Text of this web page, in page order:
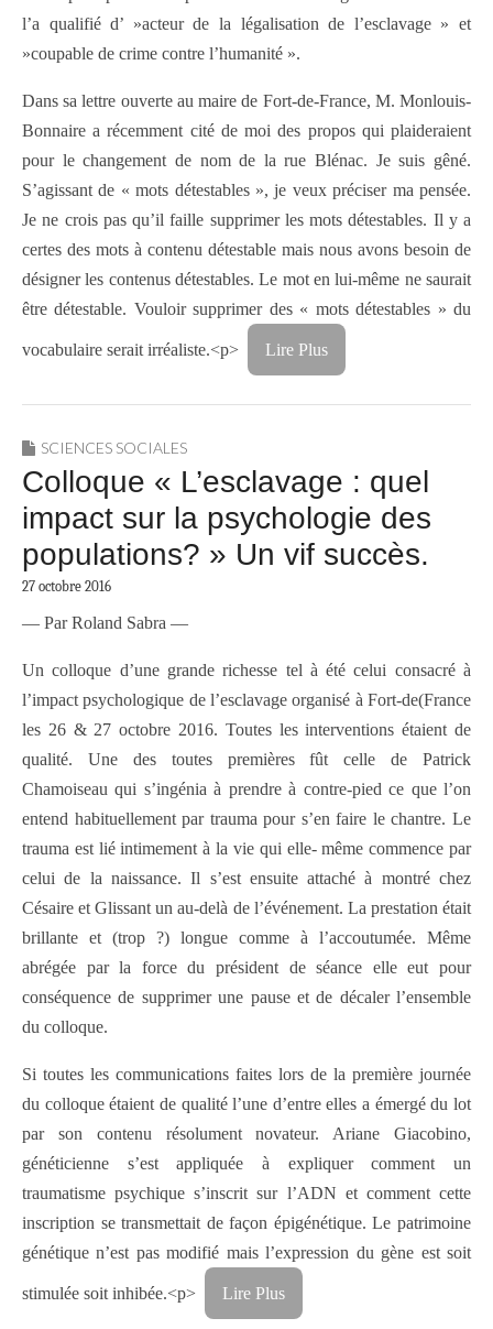
l’a qualifié d’ »acteur de la légalisation de l’esclavage » et
»coupable de crime contre l’humanité ».
Dans sa lettre ouverte au maire de Fort-de-France, M. Monlouis-
Bonnaire a récemment cité de moi des propos qui plaideraient
pour le changement de nom de la rue Blénac. Je suis gêné.
S’agissant de « mots détestables », je veux préciser ma pensée.
Je ne crois pas qu’il faille supprimer les mots détestables. Il y a
certes des mots à contenu détestable mais nous avons besoin de
désigner les contenus détestables. Le mot en lui-même ne saurait
être détestable. Vouloir supprimer des « mots détestables » du
vocabulaire serait irréaliste.<p> Lire Plus
SCIENCES SOCIALES
Colloque « L’esclavage : quel
impact sur la psychologie des
populations? » Un vif succès.
27 octobre 2016
— Par Roland Sabra —
Un colloque d’une grande richesse tel à été celui consacré à
l’impact psychologique de l’esclavage organisé à Fort-de(France
les 26 & 27 octobre 2016. Toutes les interventions étaient de
qualité. Une des toutes premières fût celle de Patrick
Chamoiseau qui s’ingénia à prendre à contre-pied ce que l’on
entend habituellement par trauma pour s’en faire le chantre. Le
trauma est lié intimement à la vie qui elle- même commence par
celui de la naissance. Il s’est ensuite attaché à montré chez
Césaire et Glissant un au-delà de l’événement. La prestation était
brillante et (trop ?) longue comme à l’accoutumée. Même
abrégée par la force du président de séance elle eut pour
conséquence de supprimer une pause et de décaler l’ensemble
du colloque.
Si toutes les communications faites lors de la première journée
du colloque étaient de qualité l’une d’entre elles a émergé du lot
par son contenu résolument novateur. Ariane Giacobino,
généticienne s’est appliquée à expliquer comment un
traumatisme psychique s’inscrit sur l’ADN et comment cette
inscription se transmettait de façon épigénétique. Le patrimoine
génétique n’est pas modifié mais l’expression du gène est soit
stimulée soit inhibée.<p> Lire Plus